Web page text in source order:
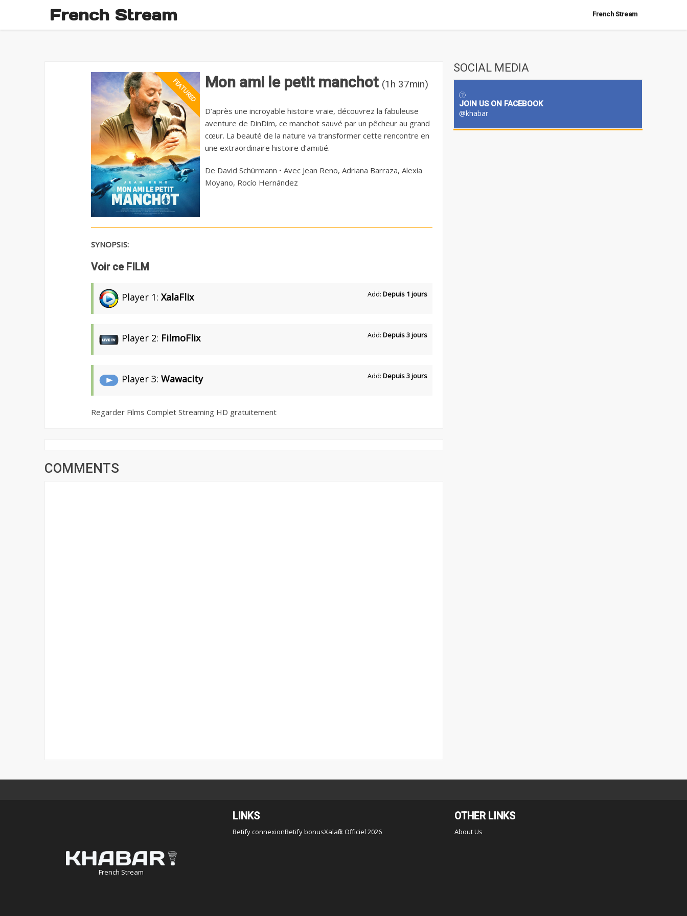
French Stream French Stream
Mon ami le petit manchot (1h 37min)
D’après une incroyable histoire vraie, découvrez la fabuleuse
aventure de DinDim, ce manchot sauvé par un pêcheur au grand
cœur. La beauté de la nature va transformer cette rencontre en
une extraordinaire histoire d’amitié.
De David Schürmann • Avec Jean Reno, Adriana Barraza, Alexia
Moyano, Rocío Hernández
SYNOPSIS:
Voir ce FILM
Player 1: XalaFlix Add: Depuis 1 jours
Player 2: FilmoFlix Add: Depuis 3 jours
Player 3: Wawacity Add: Depuis 3 jours
Regarder Films Complet Streaming HD gratuitement
COMMENTS
SOCIAL MEDIA
JOIN US ON FACEBOOK
@khabar
French Stream
LINKS
Betify connexionBetify bonusXalaflix Officiel 2026
OTHER LINKS
About Us